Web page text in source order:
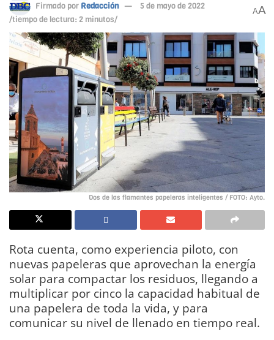
Firmado por Redacción
5 de mayo de 2022
/tiempo de lectura: 2 minutos/
AA
Dos de las flamantes papeleras inteligentes / FOTO: Ayto.
Rota cuenta, como experiencia piloto, con
nuevas papeleras que aprovechan la energía
solar para compactar los residuos, llegando a
multiplicar por cinco la capacidad habitual de
una papelera de toda la vida, y para
comunicar su nivel de llenado en tiempo real.